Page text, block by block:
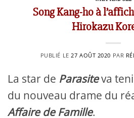
Song Kang-ho à
Hirokazu
PUBLIÉ LE 27 AOÛT 2020 PAR
La star de Parasiteva
du nouveau drame du
Affaire de Famille.